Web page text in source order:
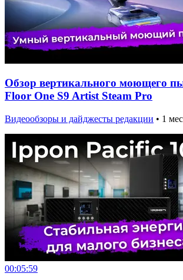
Обзор вертикального моющего
Floor One S9 Artist Steam Pro
Видеообзоры и дайджесты редакции • 1
00:05:59